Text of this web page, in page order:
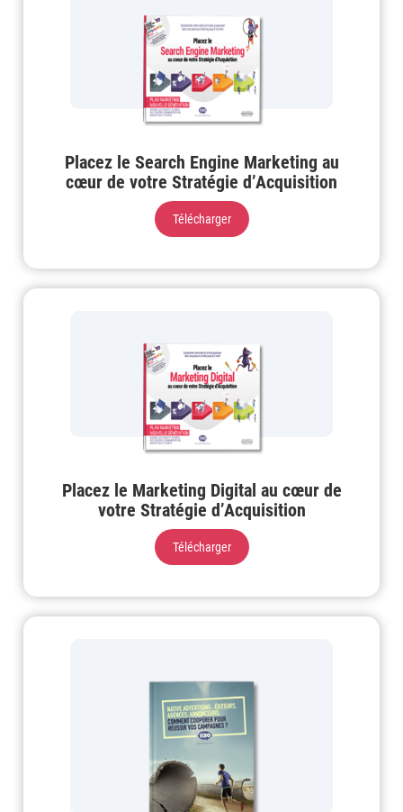
Placez le Search Engine Marketing au
cœur de votre Stratégie d’Acquisition
Télécharger
Placez le Marketing Digital au cœur de
votre Stratégie d’Acquisition
Télécharger